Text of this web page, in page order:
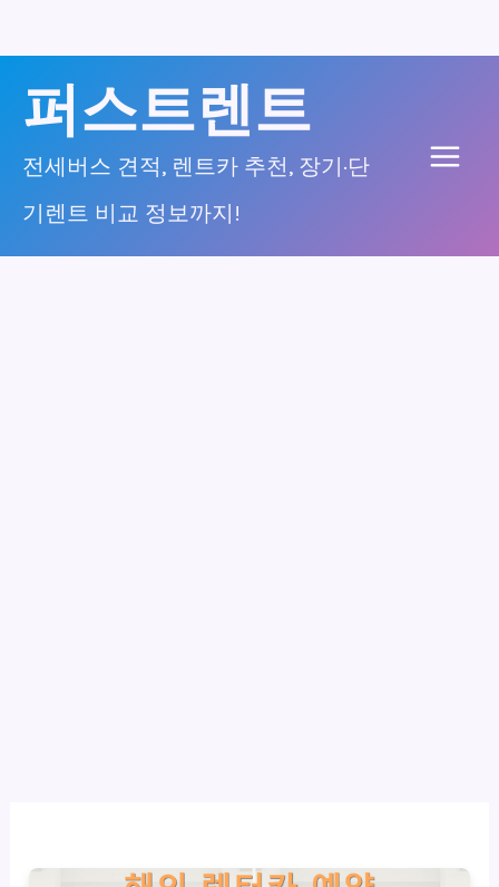
너
퍼스트렌트
전세버스 견적, 렌트카 추천, 장기·단
기렌트 비교 정보까지!